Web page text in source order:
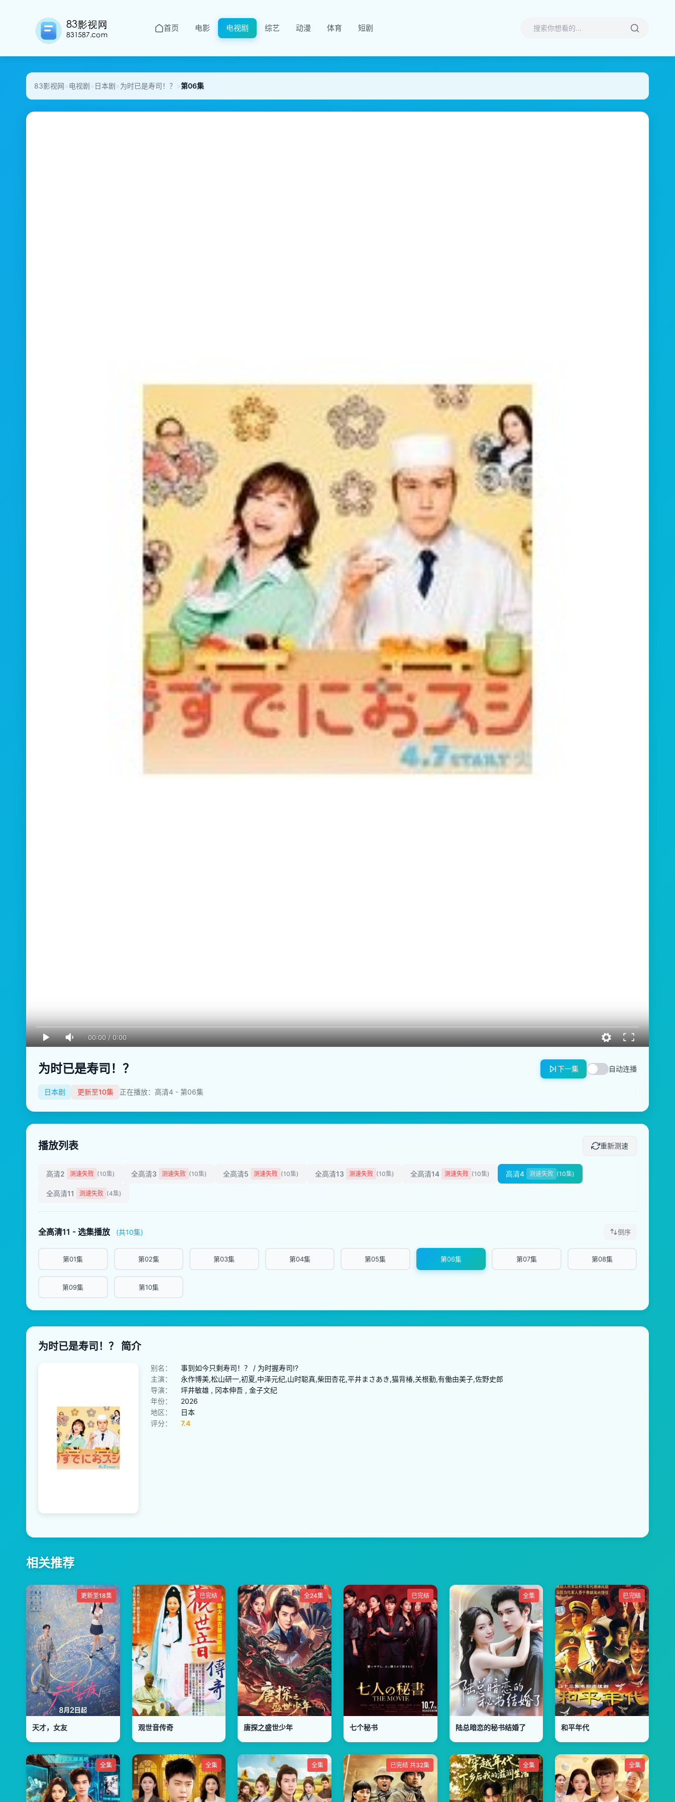
首页 电影 电视剧 综艺 动漫 体育 短剧
83影视网>电视剧> 日本剧>为时已是寿司！？ >第06集
00:00/0:00
为时已是寿司！？
日本剧 更新至10集 正在播放：高清4 - 第06集
下一集 自动连播
播放列表 重新测速
高清2 测速失败 (10集) 全高清3 测速失败 (10集) 全高清5 测速失败 (10集) 全高清13 测速失败 (10集) 全高清14 测速失败 (10集) 高清4 测速失败 (10集)
全高清11 测速失败 (4集)
全高清11 - 选集播放 (共10集) 倒序
第01集 第02集 第03集 第04集 第05集 第06集 第07集 第08集
第09集 第10集
为时已是寿司！？ 简介
别名：
事到如今只剩寿司！？ / 为时握寿司!?
主演：
永作博美,松山研一,初夏,中泽元纪,山时聪真,柴田杏花,平井まさあき,猫背椿,关根勤,有働由美子,佐野史郎
导演：
坪井敏雄 , 冈本伸吾 , 金子文纪
年份：
2026
地区：
日本
评分：
7.4
相关推荐
更新至18集
天才，女友
已完结
观世音传奇
全24集
唐探之盛世少年
已完结
七个秘书
全集
陆总暗恋的秘书结婚了
已完结
和平年代
全集 全集 全集 已完结 共32集 全集 全集